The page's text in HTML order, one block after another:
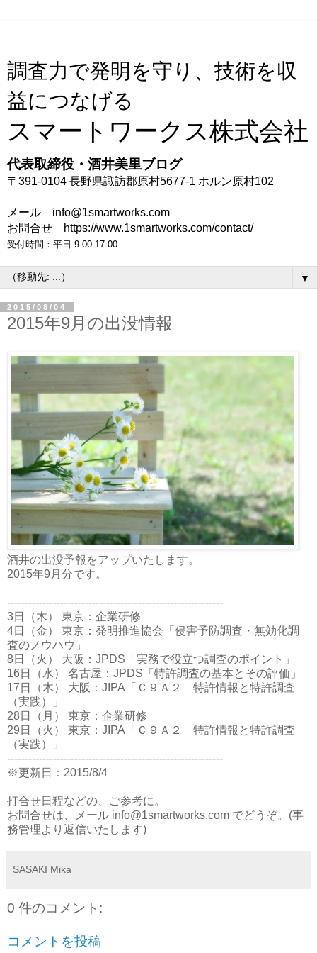
調査力で発明を守り、技術を収
益につなげる
スマートワークス株式会社
代表取締役・酒井美里ブログ
〒391-0104 長野県諏訪郡原村5677-1 ホルン原村102
メール info@1smartworks.com
お問合せ https://www.1smartworks.com/contact/
受付時間：平日 9:00-17:00
▼
2015/08/04
2015年9月の出没情報
酒井の出没予報をアップいたします。
2015年9月分です。
-------------------------------------------------------------
3日（木） 東京：企業研修
4日（金） 東京：発明推進協会「侵害予防調査・無効化調
査のノウハウ」
8日（火） 大阪：JPDS「実務で役立つ調査のポイント」
16日（水） 名古屋：JPDS「特許調査の基本とその評価」
17日（木） 大阪：JIPA「Ｃ９Ａ２ 特許情報と特許調査
（実践）」
28日（月） 東京：企業研修
29日（火） 東京：JIPA「Ｃ９Ａ２ 特許情報と特許調査
（実践）」
-------------------------------------------------------------
※更新日：2015/8/4
打合せ日程などの、ご参考に。
お問合せは、メール info@1smartworks.com でどうぞ。(事
務管理より返信いたします)
SASAKI Mika
0 件のコメント:
コメントを投稿